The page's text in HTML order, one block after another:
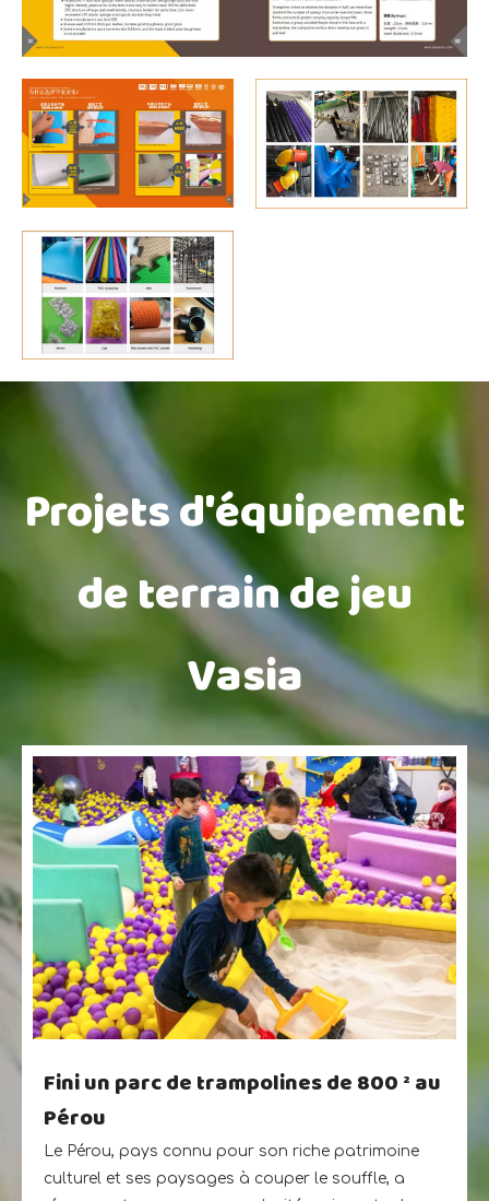
Projets d'équipement
de terrain de jeu
Vasia
Fini un parc de trampolines de 800 ² au
Pérou
Le Pérou, pays connu pour son riche patrimoine
culturel et ses paysages à couper le souffle, a